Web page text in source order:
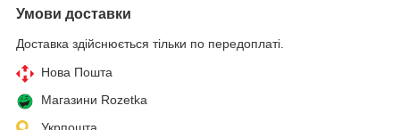
Умови доставки
Доставка здійснюється тільки по передоплаті.
Нова Пошта
Магазини Rozetka
Укрпошта